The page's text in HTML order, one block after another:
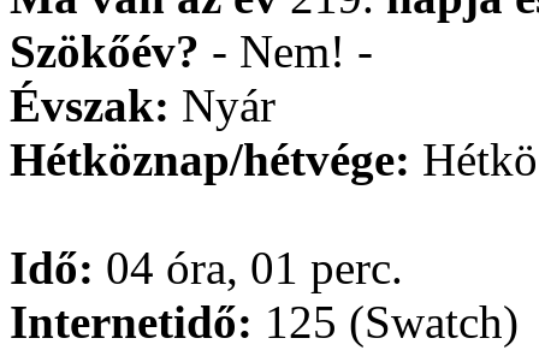
Szökőév? - Nem! -
Évszak: Nyár
Hétköznap/hétvége:
Idő: 04 óra, 01 perc.
Internetidő: 125 (Swatch)